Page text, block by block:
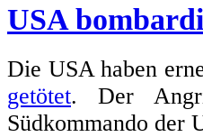
USA
Die USA haben
getötet. Der
Südkommando der